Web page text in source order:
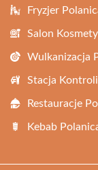
Fryzjer
Salon
Wulkanizacja
Stacja
Restauracje
Kebab